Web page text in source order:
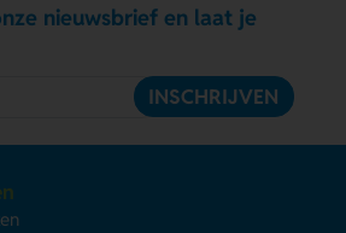
nieuwsbrief en laat je
INSCHRIJVEN